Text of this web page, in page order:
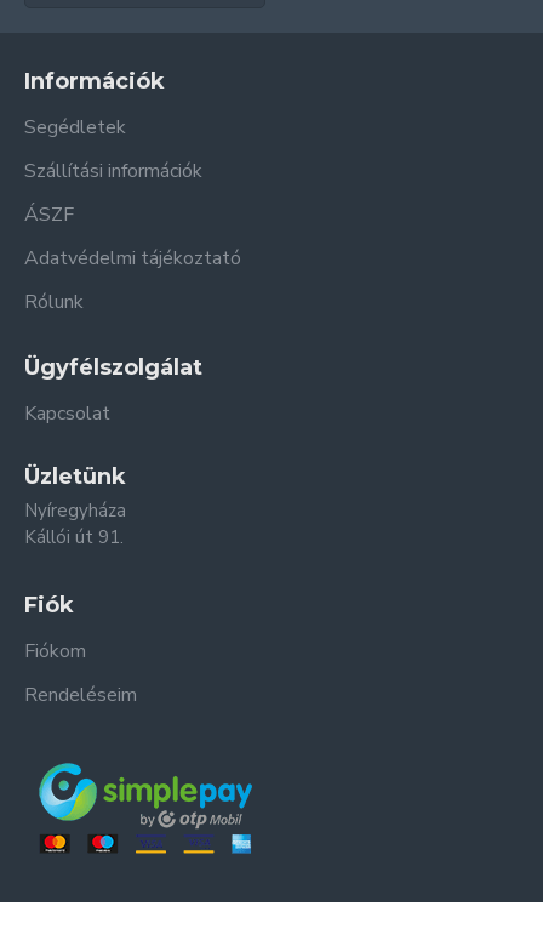
Információk
Segédletek
Szállítási információk
ÁSZF
Adatvédelmi tájékoztató
Rólunk
Ügyfélszolgálat
Kapcsolat
Üzletünk
Nyíregyháza
Kállói út 91.
Fiók
Fiókom
Rendeléseim